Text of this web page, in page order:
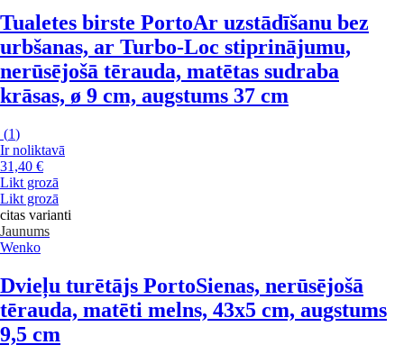
Tualetes birste PortoAr uzstādīšanu bez
urbšanas, ar Turbo-Loc stiprinājumu,
nerūsējošā tērauda, matētas sudraba
krāsas, ø 9 cm, augstums 37 cm
(1)
Ir noliktavā
31,40 €
Likt grozā
Likt grozā
citas varianti
Jaunums
Wenko
Dvieļu turētājs PortoSienas, nerūsējošā
tērauda, matēti melns, 43x5 cm, augstums
9,5 cm